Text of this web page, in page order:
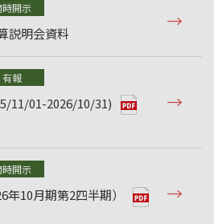
時開示
説明会資料
有報
11/01-2026/10/31)
時開示
10月期第2四半期）